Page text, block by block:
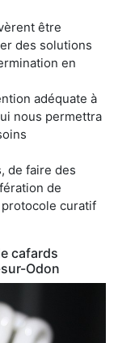
être
des solutions
en
adéquate à
nous permettra
de faire des
de
curatif
cafards
Odon